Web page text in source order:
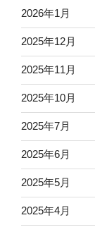
2026年1月
2025年12月
2025年11月
2025年10月
2025年7月
2025年6月
2025年5月
2025年4月